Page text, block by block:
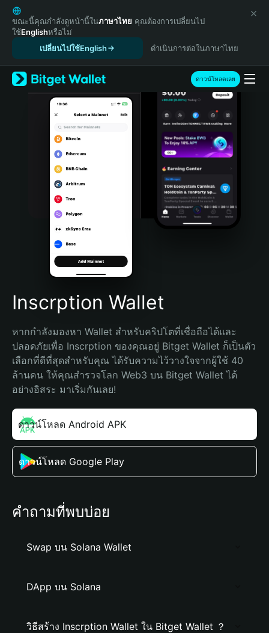
English
日本語
Tiếng Việt
Español (Latinoamérica)
Türkçe
Italiano
Português (Portugal)
Bahasa Indonesia
Português (Brasil)
Español (Argentina)
ขณะนี้คุณกำลังดูหน้านี้ในภาษาไทย คุณต้องการเปลี่ยนไป
ใช้Englishหรือไม่
เปลี่ยนไปใช้English
ดำเนินการต่อในภาษาไทย
ดาวน์โหลดเลย
Inscrption Wallet
หากกำลังมองหา Wallet สำหรับคริปโตที่เชื่อถือได้และ
ปลอดภัยเพื่อ Inscrption ของคุณอยู่ Bitget Wallet ก็เป็นตัว
เลือกที่ดีที่สุดสำหรับคุณ ได้รับความไว้วางใจจากผู้ใช้ 40
ล้านคน ให้คุณสำรวจโลก Web3 บน Bitget Wallet ได้
อย่างอิสระ มาเริ่มกันเลย!
ดาวน์โหลด Android APK
ดาวน์โหลด Google Play
คำถามที่พบบ่อย
Swap บน Solana Wallet
DApp บน Solana
วิธีสร้าง Inscrption Wallet ใน Bitget Wallet ？